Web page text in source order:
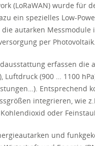
(LoRaWAN) wurde für
ein spezielles Low-
autarken
per Photovoltaik.
erfassen die
Luftdruck (900 … 1100
Entsprechend
integrieren, wie
oder
und